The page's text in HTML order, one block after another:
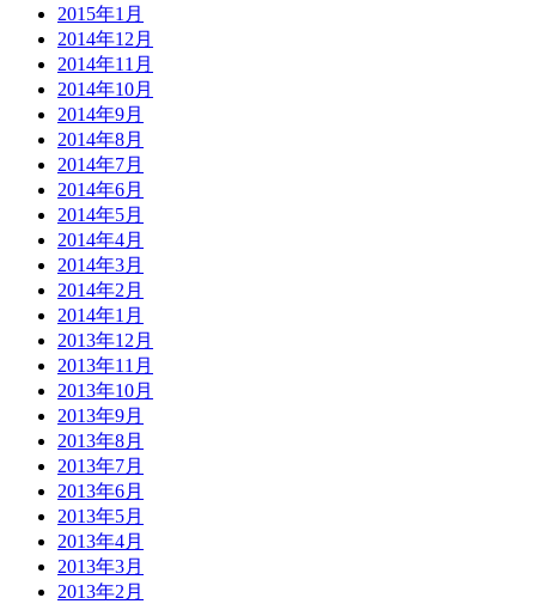
2015年1月
2014年12月
2014年11月
2014年10月
2014年9月
2014年8月
2014年7月
2014年6月
2014年5月
2014年4月
2014年3月
2014年2月
2014年1月
2013年12月
2013年11月
2013年10月
2013年9月
2013年8月
2013年7月
2013年6月
2013年5月
2013年4月
2013年3月
2013年2月